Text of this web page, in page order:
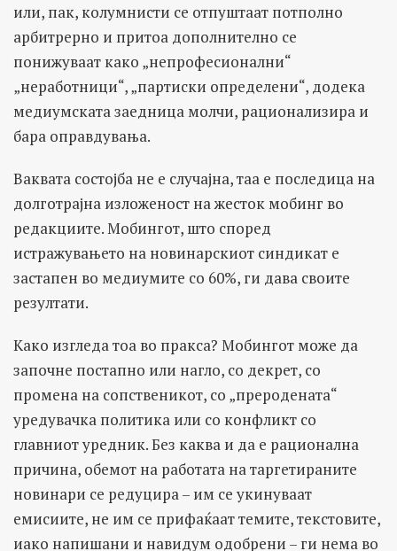
или, пак, колумнисти се отпуштаат потполно
арбитрерно и притоа дополнително се
понижуваат како „непрофесионални“
„неработници“, „партиски определени“, додека
медиумската заедница молчи, рационализира и
бара оправдувања.
Ваквата состојба не е случајна, таа е последица на
долготрајна изложеност на жесток мобинг во
редакциите. Мобингот, што според
истражувањето на новинарскиот синдикат е
застапен во медиумите со 60%, ги дава своите
резултати.
Како изгледа тоа во пракса? Мобингот може да
започне постапно или нагло, со декрет, со
промена на сопственикот, со „преродената“
уредувачка политика или со конфликт со
главниот уредник. Без каква и да е рационална
причина, обемот на работата на таргетираните
новинари се редуцира – им се укинуваат
емисиите, не им се прифаќаат темите, текстовите,
иако напишани и навидум одобрени – ги нема во